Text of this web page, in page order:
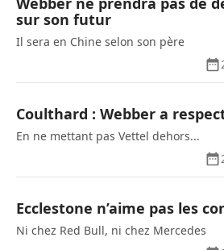
sur son futur
Il sera en Chine selon son père
Coulthard : Webber a
En ne mettant pas Vettel dehors...
Ecclestone n’aime pas les
Ni chez Red Bull, ni chez Mercedes